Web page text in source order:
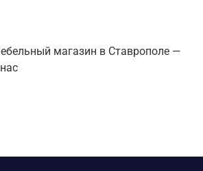
магазин в Ставрополе —